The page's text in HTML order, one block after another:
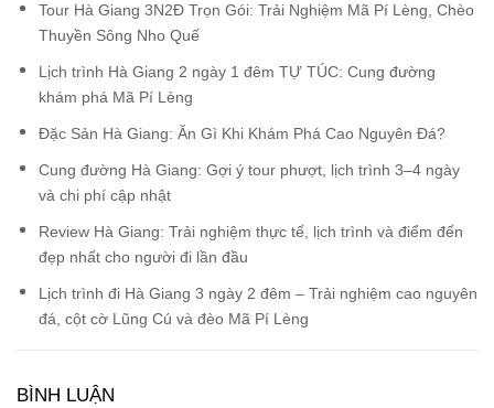
Tour Hà Giang 3N2Đ Trọn Gói: Trải Nghiệm Mã Pí Lèng, Chèo
Thuyền Sông Nho Quế
Lịch trình Hà Giang 2 ngày 1 đêm TỰ TÚC: Cung đường
khám phá Mã Pí Lèng
Đặc Sản Hà Giang: Ăn Gì Khi Khám Phá Cao Nguyên Đá?
Cung đường Hà Giang: Gợi ý tour phượt, lịch trình 3–4 ngày
và chi phí cập nhật
Review Hà Giang: Trải nghiệm thực tế, lịch trình và điểm đến
đẹp nhất cho người đi lần đầu
Lịch trình đi Hà Giang 3 ngày 2 đêm – Trải nghiệm cao nguyên
đá, cột cờ Lũng Cú và đèo Mã Pí Lèng
BÌNH LUẬN